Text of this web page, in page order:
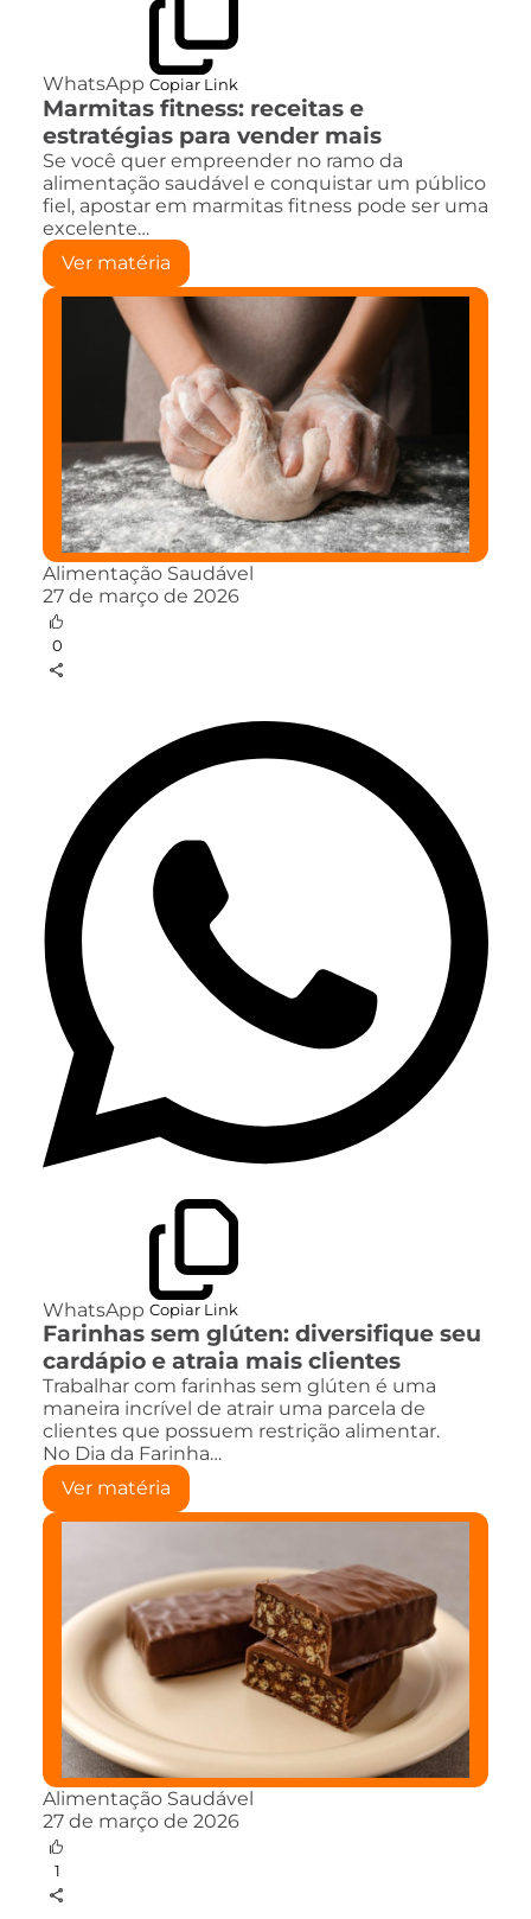
WhatsApp Copiar Link
Marmitas fitness: receitas e
estratégias para vender mais
Se você quer empreender no ramo da
alimentação saudável e conquistar um público
fiel, apostar em marmitas fitness pode ser uma
excelente…
Ver matéria
Alimentação Saudável
27 de março de 2026
0
WhatsApp Copiar Link
Farinhas sem glúten: diversifique seu
cardápio e atraia mais clientes
Trabalhar com farinhas sem glúten é uma
maneira incrível de atrair uma parcela de
clientes que possuem restrição alimentar.
No Dia da Farinha…
Ver matéria
Alimentação Saudável
27 de março de 2026
1